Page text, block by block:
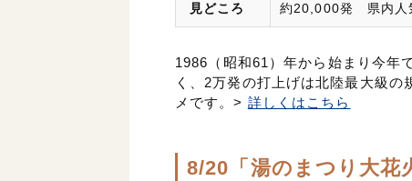
見どころ 約20,000発 県内人
1986（昭和61）年から始まり今年
く、2万発の打上げは北陸最大級
メです。> 詳しくはこちら
8/20「湯のまつり大花